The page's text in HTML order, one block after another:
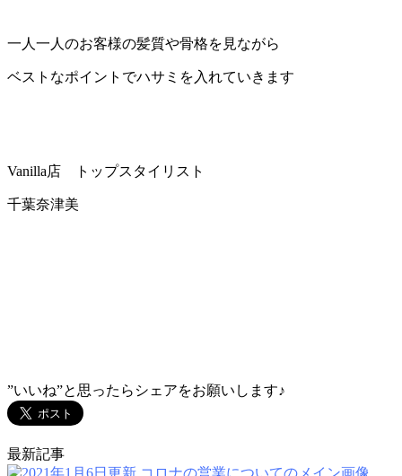
一人一人のお客様の髪質や骨格を見ながら
ベストなポイントでハサミを入れていきます
Vanilla店 トップスタイリスト
千葉奈津美
”いいね”と思ったらシェアをお願いします♪
最新記事